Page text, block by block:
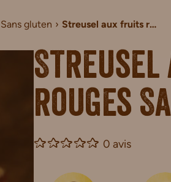
Ajoutés
Ajoutés
Ajoutés
Ajoutés
Sans gluten
Biscuits Sans Gluten
Gâteaux Sans Gluten
Tartines Sans Gluten
Pains de mie Sans Gluten
Agir pour
sucres Sans
Sans gluten Streusel aux fruits rouges Sans Gluten
rouges
0 avis